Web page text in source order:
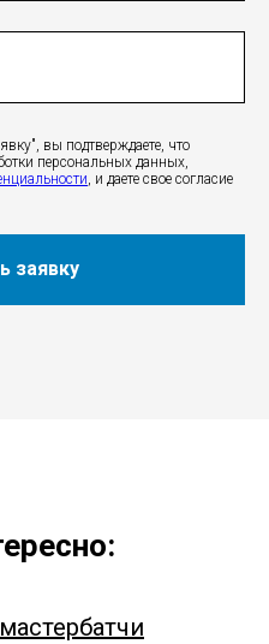
вы подтверждаете, что
персональных данных,
, и даете свое согласие
заявку